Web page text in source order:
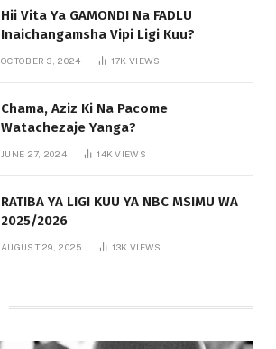
Hii Vita Ya GAMONDI Na FADLU
Inaichangamsha Vipi Ligi Kuu?
OCTOBER 3, 2024 17KVIEWS
Chama, Aziz Ki Na Pacome
Watachezaje Yanga?
JUNE 27, 2024 14KVIEWS
RATIBA YA LIGI KUU YA NBC MSIMU WA
2025/2026
AUGUST 29, 2025 13KVIEWS